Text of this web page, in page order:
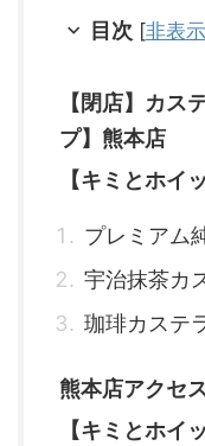
目次 [非表示
【閉店】カス
プ】熊本店
【キミとホイ
プレミアム
宇治抹茶カ
珈琲カステ
熊本店アクセ
【キミとホイ